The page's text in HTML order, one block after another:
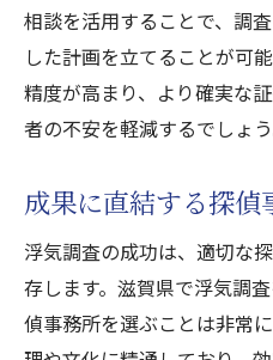
相談を活用することで、調
した計画を立てることが可
精度が高まり、より確実な
者の不安を軽減するでしょう
成果に直結する探偵
浮気調査の成功は、適切な
存します。滋賀県で浮気調
偵事務所を選ぶことは非常